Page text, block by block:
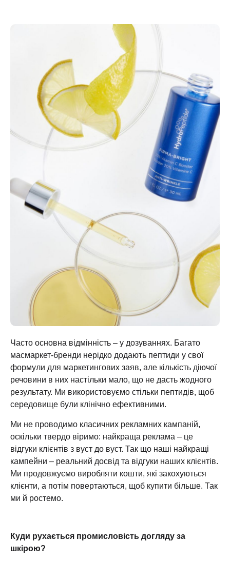
Часто основна відмінність – у дозуваннях. Багато
масмаркет-бренди нерідко додають пептиди у свої
формули для маркетингових заяв, але кількість діючої
речовини в них настільки мало, що не дасть жодного
результату. Ми використовуємо стільки пептидів, щоб
середовище були клінічно ефективними.
Ми не проводимо класичних рекламних кампаній,
оскільки твердо віримо: найкраща реклама – це
відгуки клієнтів з вуст до вуст. Так що наші найкращі
кампейни – реальний досвід та відгуки наших клієнтів.
Ми продовжуємо виробляти кошти, які закохуються
клієнти, а потім повертаються, щоб купити більше. Так
ми й ростемо.
Куди рухається промисловість догляду за
шкірою?